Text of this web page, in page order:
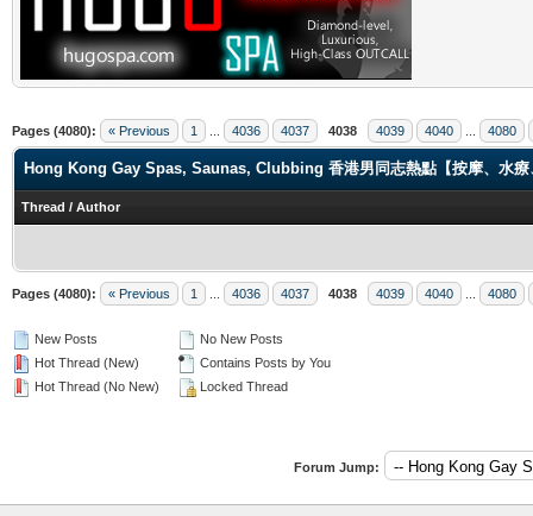
Pages (4080): « Previous 1 4036 4037 4038 4039 4040 4080
Hong Kong Gay Spas, Saunas, Clubbing 香港男同志熱點【按摩、水療
Thread / Author
Pages (4080): « Previous 1 4036 4037 4038 4039 4040 4080
New Posts
Hot Thread (New)
Hot Thread (No New)
No New Posts
Contains Posts by You
Locked Thread
Forum Jump: